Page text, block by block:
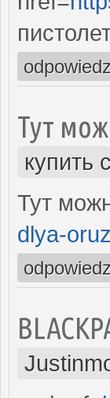
Тут
купить
Тут
dlya-